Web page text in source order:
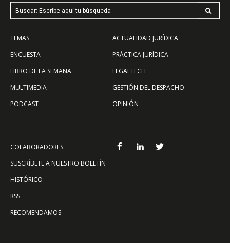
Buscar: Escribe aquí tu búsqueda
TEMAS
ENCUESTA
LIBRO DE LA SEMANA
MULTIMEDIA
PODCAST
ACTUALIDAD JURÍDICA
PRÁCTICA JURÍDICA
LEGALTECH
GESTIÓN DEL DESPACHO
OPINIÓN
COLABORADORES
SUSCRÍBETE A NUESTRO BOLETÍN
HISTÓRICO
RSS
RECOMENDAMOS